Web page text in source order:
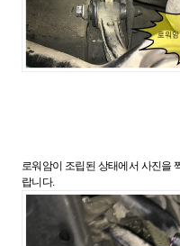
로워암이 조립된 상태에서 사진을
랍니다.